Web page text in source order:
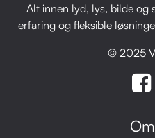
Alt innen lyd, lys, bilde og
erfaring og fleksible
© 2025